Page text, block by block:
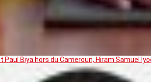
Paul Biya hors du Cameroun, Hiram Samuel